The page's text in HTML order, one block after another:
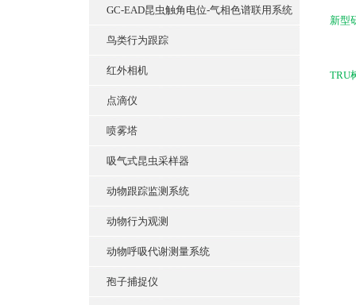
GC-EAD昆虫触角电位-气相色谱联用系统
鸟类行为跟踪
红外相机
点滴仪
喷雾塔
吸气式昆虫采样器
动物跟踪监测系统
动物行为观测
动物呼吸代谢测量系统
孢子捕捉仪
新型
TRU